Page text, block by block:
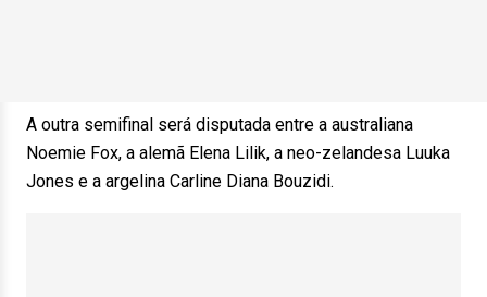
A outra semifinal será disputada entre a australiana
Noemie Fox, a alemã Elena Lilik, a neo-zelandesa Luuka
Jones e a argelina Carline Diana Bouzidi.